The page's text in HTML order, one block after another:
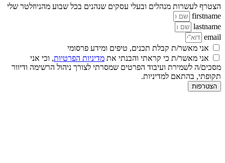
הצטרף לעשרות מנהלים ובעלי עסקים שנהנים בכל שבוע מהניוזלטר שלי
firstname
lastname
email
אני מאשר/ת קבלת תכנים, טיפים ומידע פרסומי
אני מאשר/ת כי קראתי והבנתי את מדיניות הפרטיות, וכי אני
מסכים/ה לשמירת ועיבוד הפרטים שמסרתי לצורך ניהול הרשימה ודיוור
תקופתי, בהתאם למדיניות.
הצטרפות